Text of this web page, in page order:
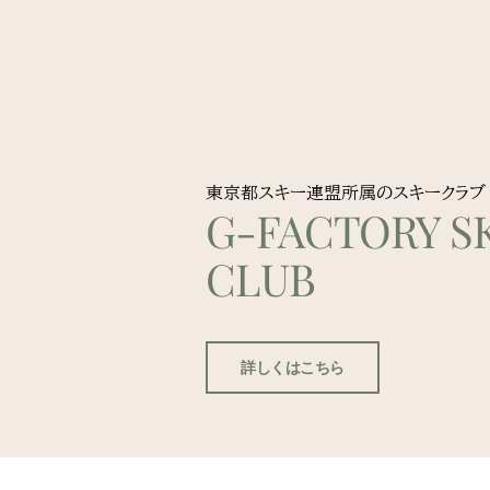
東京都スキー連盟所属のスキークラブ
G-FACTORY
CLUB
詳しくはこちら